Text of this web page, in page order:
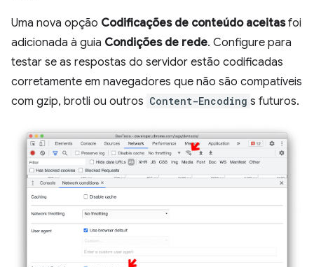
Uma nova opção Codificações de conteúdo aceitasfoi
adicionada à guia Condições de rede. Configure para
testar se as respostas do servidor estão codificadas
corretamente em navegadores que não são compatíveis
com gzip, brotli ou outros Content-Encoding s futuros.